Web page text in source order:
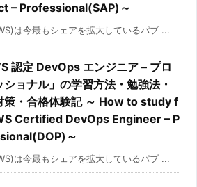
– Professional(SAP)～
は今最もシェアを拡大しているパブ ...
認定 DevOps エンジニア – プロ
ショナル」の学習方法・勉強法・
策・合格体験記 ～ How to study f
Certified DevOps Engineer – P
～
は今最もシェアを拡大しているパブ ...